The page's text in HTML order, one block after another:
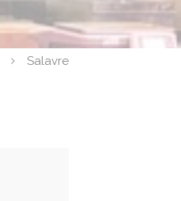
Salavre